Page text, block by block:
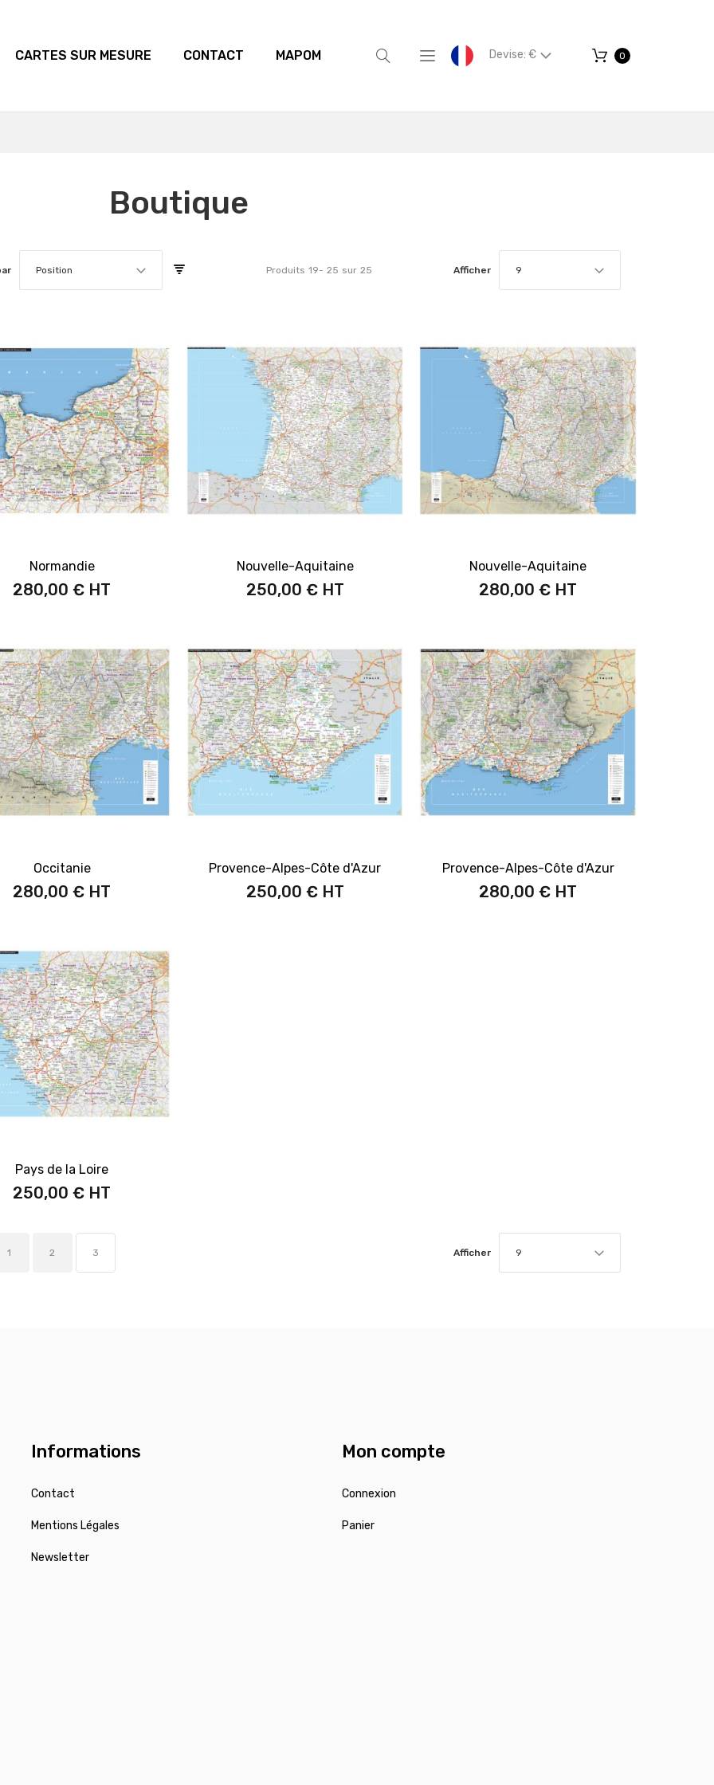
CARTES SUR MESURE CONTACT MAPOM Devise: € 0
Boutique
Position Produits 19- 25 sur 25 Afficher 9
Normandie
280,00 €
Nouvelle-Aquitaine
250,00 €
Nouvelle-Aquitaine
280,00 €
Occitanie
280,00 €
Provence-Alpes-Côte d'Azur
250,00 €
Provence-Alpes-Côte d'Azur
280,00 €
Pays de la Loire
250,00 €
Afficher 9
1 2 3
Informations
Contact
Mentions Légales
Newsletter
Mon compte
Connexion
Panier